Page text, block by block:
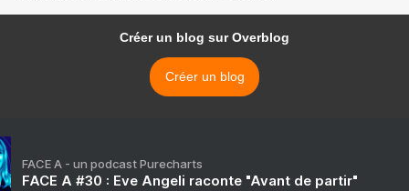
Créer un blog sur Overblog
Créer un blog
FACE A - un podcast Purecharts
FACE A #30 : Eve Angeli raconte "Avant de partir"